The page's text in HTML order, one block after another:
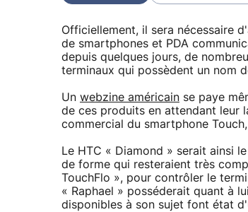
Officiellement, il sera nécessaire
de smartphones et PDA
depuis quelques jours, de
terminaux qui possèdent un nom
Un webzine américain se paye
de ces produits en attendant leur
commercial du smartphone
Le HTC « Diamond » serait ainsi
de forme qui resteraient très
TouchFlo », pour contrôler le
« Raphael » posséderait quant à
disponibles à son sujet font état